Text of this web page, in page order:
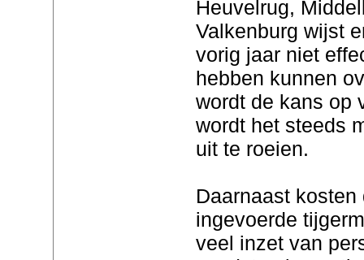
Heuvelrug,
Valkenburg wijst
vorig jaar niet
hebben kunnen
wordt de kans op
wordt het steeds
uit te roeien.
Daarnaast
ingevoerde
veel inzet van